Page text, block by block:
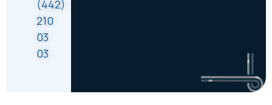
(442)
210
03
03